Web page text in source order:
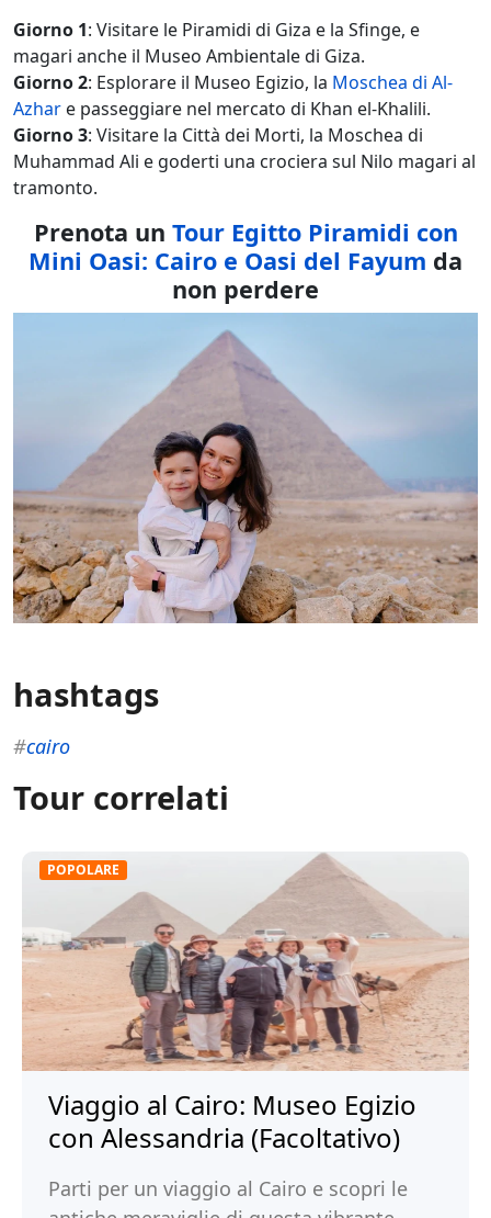
Giorno 1: Visitare le Piramidi di Giza e la Sfinge, e
magari anche il Museo Ambientale di Giza.
Giorno 2: Esplorare il Museo Egizio, la Moschea di Al-
Azhar e passeggiare nel mercato di Khan el-Khalili.
Giorno 3: Visitare la Città dei Morti, la Moschea di
Muhammad Ali e goderti una crociera sul Nilo magari al
tramonto.
Prenota un Tour Egitto Piramidi con
Mini Oasi: Cairo e Oasi del Fayum da
non perdere
hashtags
#cairo
Tour correlati
POPOLARE
Viaggio al Cairo: Museo Egizio
con Alessandria (Facoltativo)
Parti per un viaggio al Cairo e scopri le